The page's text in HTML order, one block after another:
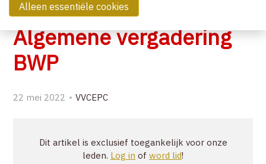
Algemene vergadering
BWP
22 mei 2022 VVCEPC
Dit artikel is exclusief toegankelijk voor onze
leden. Log in of word lid!
COMMUNITY
ZOEK EEN THERAPEUT
ACCOUNT
Alleen essentiële cookies